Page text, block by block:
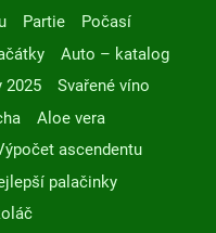
Partie
Počasí
Auto – katalog
2025
Svařené víno
Aloe vera
ascendentu
palačinky